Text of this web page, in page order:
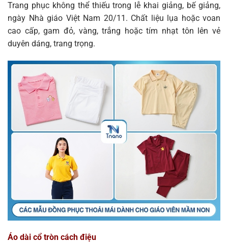
Trang phục không thể thiếu trong lễ khai giảng, bế giảng,
ngày Nhà giáo Việt Nam 20/11. Chất liệu lụa hoặc voan
cao cấp, gam đỏ, vàng, trắng hoặc tím nhạt tôn lên vẻ
duyên dáng, trang trọng.
Áo dài cổ tròn cách điệu